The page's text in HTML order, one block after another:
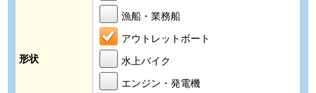
形状
漁船・業務船
アウトレットボート
水上バイク
エンジン・発電機